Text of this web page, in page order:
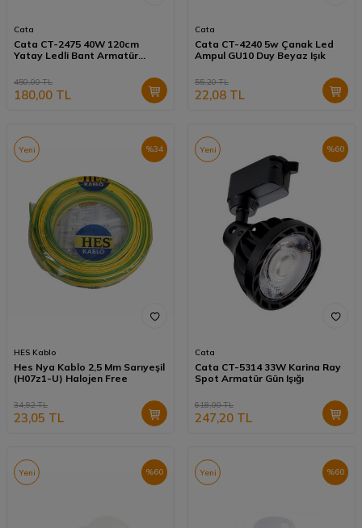
Cata
Cata CT-2475 40W 120cm
Yatay Ledli Bant Armatür
450,00TL
180,00 TL
Cata
Cata CT-4240 5w Çanak Led
Ampul GU10 Duy Beyaz Işık
55,20TL
22,08 TL
%34
Yeni
HES Kablo
Hes Nya Kablo 2,5 Mm Sarıyeşil
(H07z1-U) Halojen Free
34,92TL
23,05 TL
%60
Yeni
Cata
Cata CT-5314 33W Karina Ray
Spot Armatür Gün Işığı
618,00TL
247,20 TL
%60
Yeni %60
Yeni